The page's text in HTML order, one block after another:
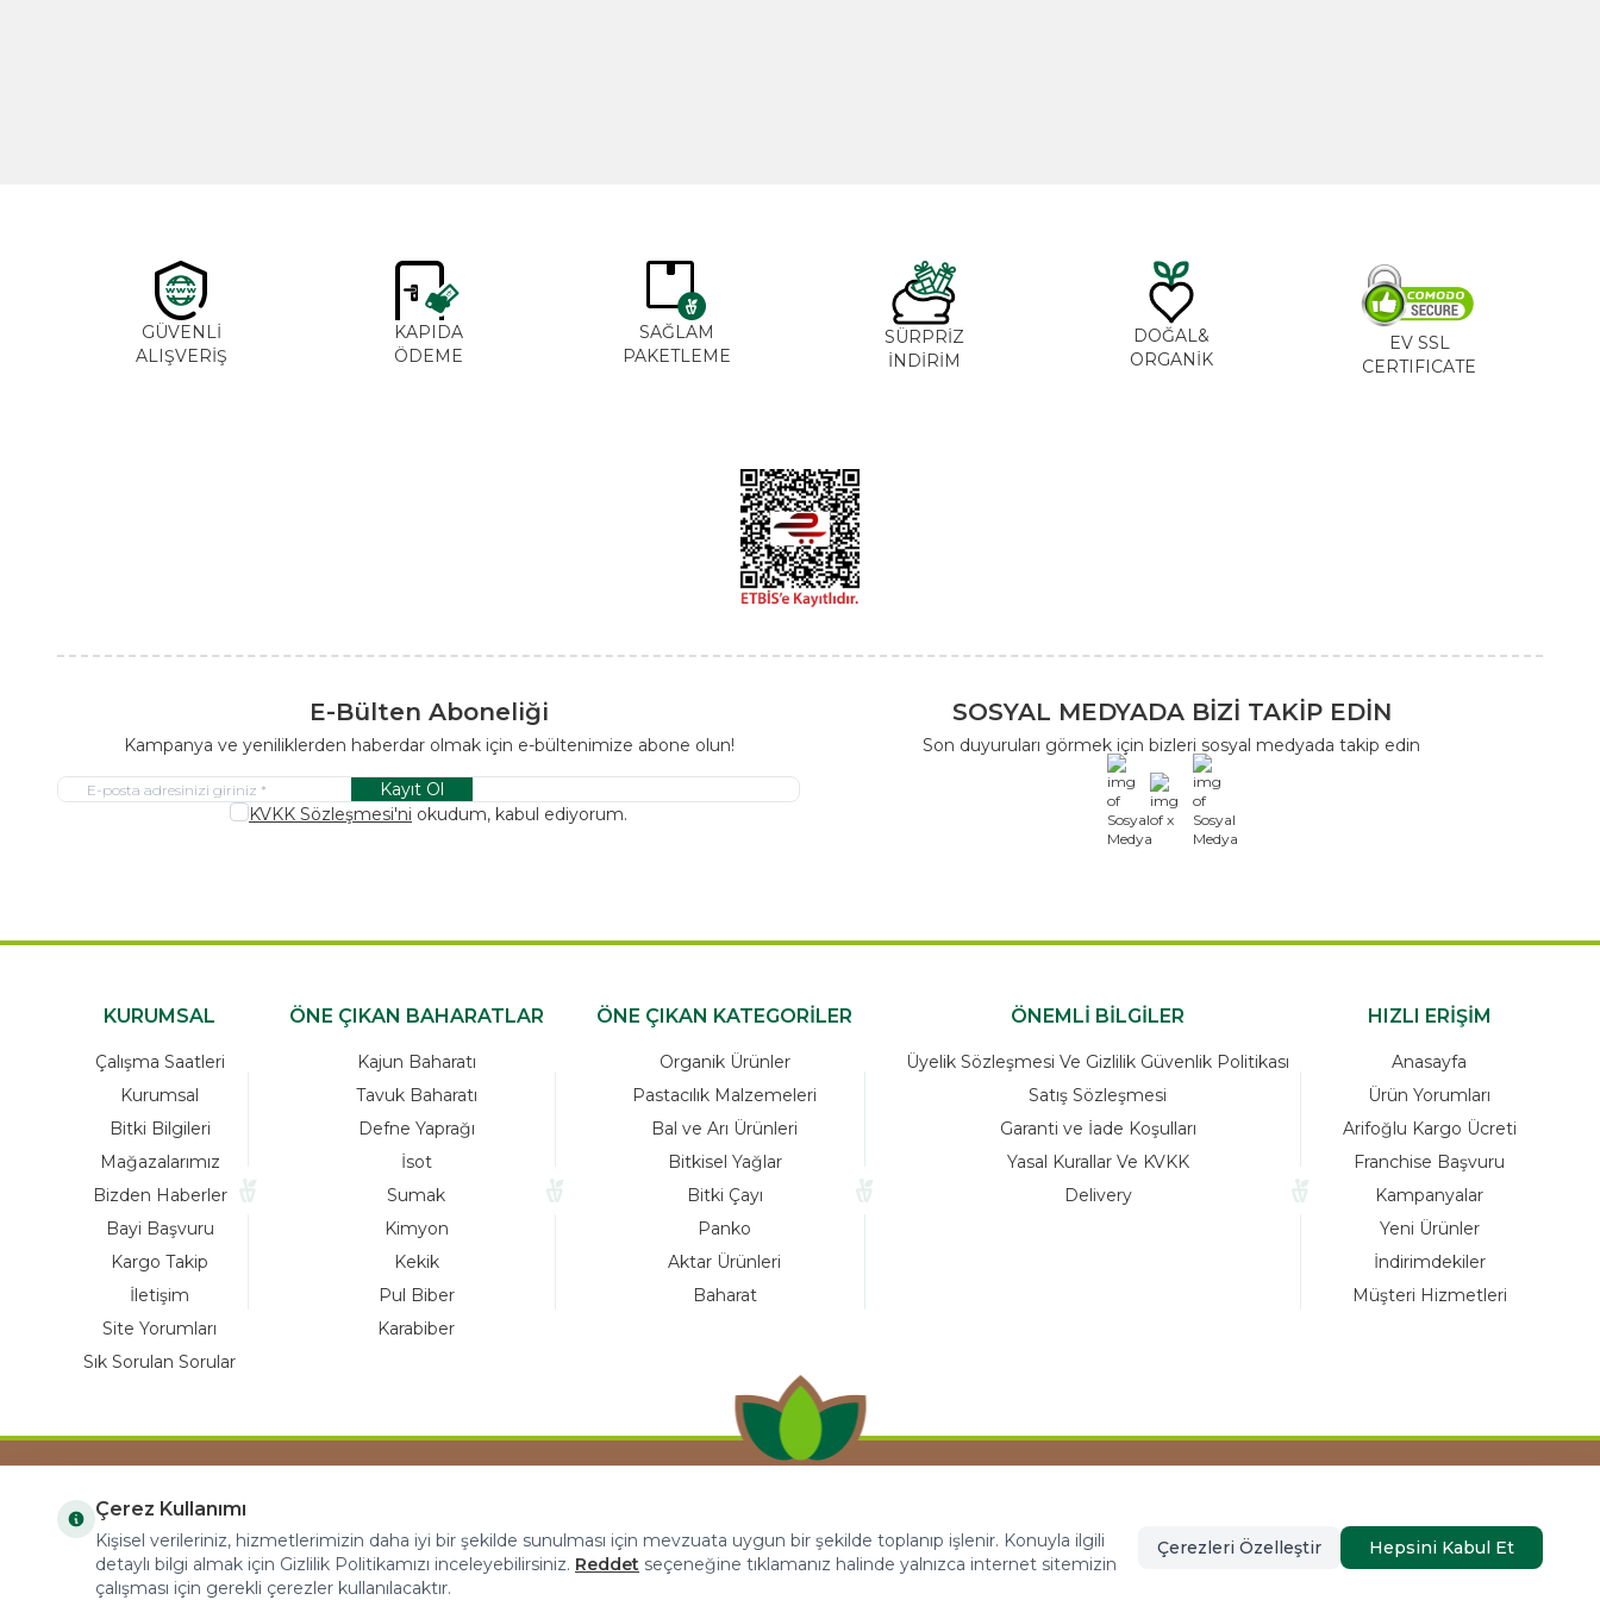
GÜVENLİ
ALIŞVERİŞ
KAPIDA
ÖDEME
SAĞLAM
PAKETLEME
SÜRPRİZ
İNDİRİM
DOĞAL&
ORGANİK
EV SSL
CERTIFICATE
E-Bülten Aboneliği
Kampanya ve yeniliklerden haberdar olmak için e-bültenimize abone olun!
Kayıt Ol
KVKK Sözleşmesi'ni okudum, kabul ediyorum.
SOSYAL MEDYADA BİZİ TAKİP EDİN
Son duyuruları görmek için bizleri sosyal medyada takip edin
x
KURUMSAL
Çalışma Saatleri
Kurumsal
Bitki Bilgileri
Mağazalarımız
Bizden Haberler
Bayi Başvuru
Kargo Takip
İletişim
Site Yorumları
Sık Sorulan Sorular
ÖNE ÇIKAN BAHARATLAR
Kajun Baharatı
Tavuk Baharatı
Defne Yaprağı
İsot
Sumak
Kimyon
Kekik
Pul Biber
Karabiber
ÖNE ÇIKAN KATEGORİLER
Organik Ürünler
Pastacılık Malzemeleri
Bal ve Arı Ürünleri
Bitkisel Yağlar
Bitki Çayı
Panko
Aktar Ürünleri
Baharat
ÖNEMLİ BİLGİLER
Üyelik Sözleşmesi Ve Gizlilik Güvenlik Politikası
Satış Sözleşmesi
Garanti ve İade Koşulları
Yasal Kurallar Ve KVKK
Delivery
HIZLI ERİŞİM
Anasayfa
Ürün Yorumları
Arifoğlu Kargo Ücreti
Franchise Başvuru
Kampanyalar
Yeni Ürünler
İndirimdekiler
Müşteri Hizmetleri
COPYRIGHT © 2023 arifoglu.com ALL RIGHTS
RESERVED
Çerez Kullanımı
Kişisel verileriniz, hizmetlerimizin daha iyi bir şekilde sunulması için mevzuata uygun bir şekilde toplanıp işlenir. Konuyla ilgili
detaylı bilgi almak için Gizlilik Politikamızı inceleyebilirsiniz. Reddet seçeneğine tıklamanız halinde yalnızca internet sitemizin
çalışması için gerekli çerezler kullanılacaktır.
Çerezleri Özelleştir Hepsini Kabul Et